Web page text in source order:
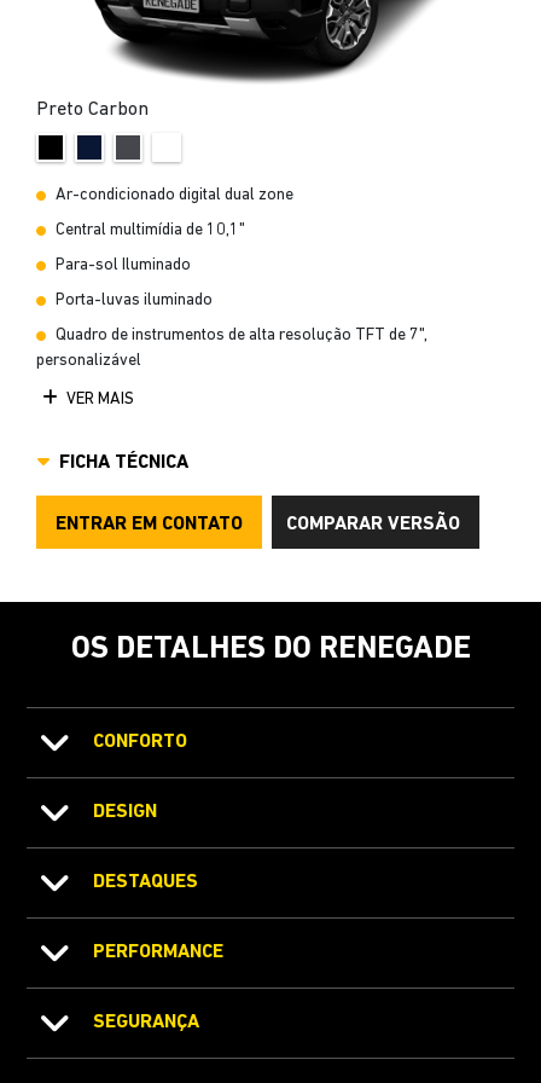
Preto Carbon
Ar-condicionado digital dual zone
Central multimídia de 10,1"
Para-sol Iluminado
Porta-luvas iluminado
Quadro de instrumentos de alta resolução TFT de 7",
personalizável
VER MAIS
FICHA TÉCNICA
ENTRAR EM CONTATO COMPARAR VERSÃO
OS DETALHES DO RENEGADE
CONFORTO
DESIGN
DESTAQUES
PERFORMANCE
SEGURANÇA